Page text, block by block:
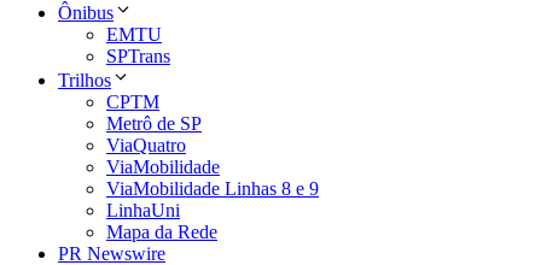
Ônibus
EMTU
SPTrans
Trilhos
CPTM
Metrô de SP
ViaQuatro
ViaMobilidade
ViaMobilidade Linhas 8 e 9
LinhaUni
Mapa da Rede
PR Newswire